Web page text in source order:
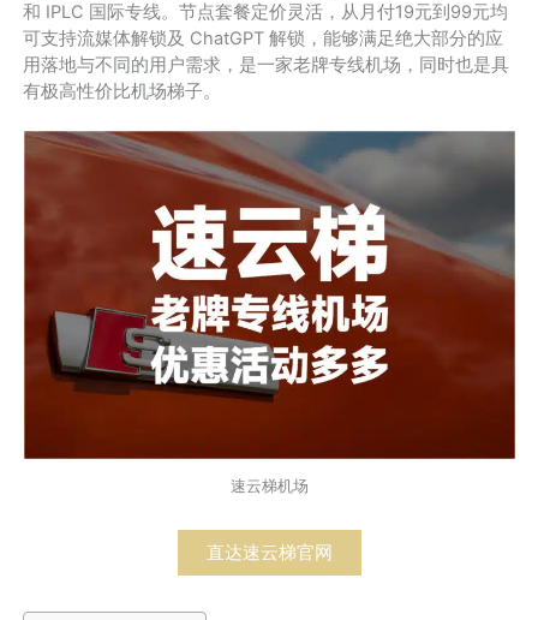
和 IPLC 国际专线。节点套餐定价灵活，从月付19元到99元均
可支持流媒体解锁及 ChatGPT 解锁，能够满足绝大部分的应
用落地与不同的用户需求，是一家老牌专线机场，同时也是具
有极高性价比机场梯子。
速云梯机场
直达速云梯官网